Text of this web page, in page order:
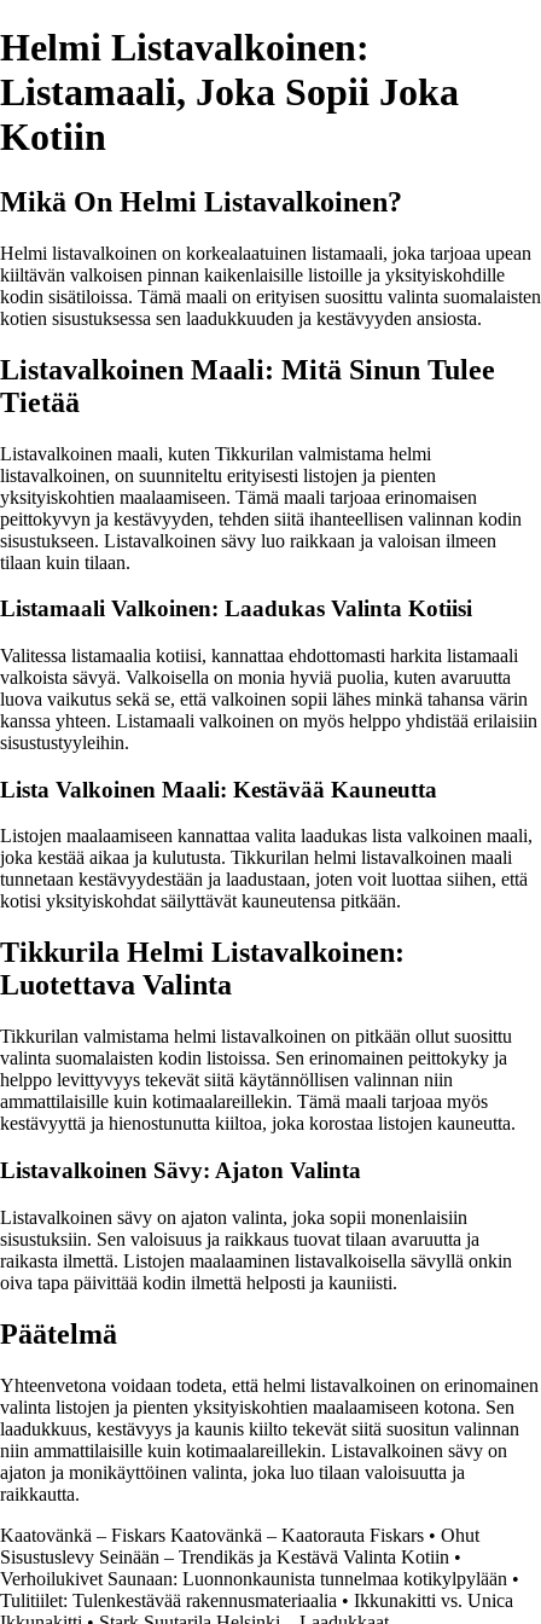
Helmi Listavalkoinen:
Listamaali, Joka Sopii Joka
Kotiin
Mikä On Helmi Listavalkoinen?
Helmi listavalkoinen on korkealaatuinen listamaali, joka tarjoaa upean
kiiltävän valkoisen pinnan kaikenlaisille listoille ja yksityiskohdille
kodin sisätiloissa. Tämä maali on erityisen suosittu valinta suomalaisten
kotien sisustuksessa sen laadukkuuden ja kestävyyden ansiosta.
Listavalkoinen Maali: Mitä Sinun Tulee
Tietää
Listavalkoinen maali, kuten Tikkurilan valmistama helmi
listavalkoinen, on suunniteltu erityisesti listojen ja pienten
yksityiskohtien maalaamiseen. Tämä maali tarjoaa erinomaisen
peittokyvyn ja kestävyyden, tehden siitä ihanteellisen valinnan kodin
sisustukseen. Listavalkoinen sävy luo raikkaan ja valoisan ilmeen
tilaan kuin tilaan.
Listamaali Valkoinen: Laadukas Valinta Kotiisi
Valitessa listamaalia kotiisi, kannattaa ehdottomasti harkita listamaali
valkoista sävyä. Valkoisella on monia hyviä puolia, kuten avaruutta
luova vaikutus sekä se, että valkoinen sopii lähes minkä tahansa värin
kanssa yhteen. Listamaali valkoinen on myös helppo yhdistää erilaisiin
sisustustyyleihin.
Lista Valkoinen Maali: Kestävää Kauneutta
Listojen maalaamiseen kannattaa valita laadukas lista valkoinen maali,
joka kestää aikaa ja kulutusta. Tikkurilan helmi listavalkoinen maali
tunnetaan kestävyydestään ja laadustaan, joten voit luottaa siihen, että
kotisi yksityiskohdat säilyttävät kauneutensa pitkään.
Tikkurila Helmi Listavalkoinen:
Luotettava Valinta
Tikkurilan valmistama helmi listavalkoinen on pitkään ollut suosittu
valinta suomalaisten kodin listoissa. Sen erinomainen peittokyky ja
helppo levittyvyys tekevät siitä käytännöllisen valinnan niin
ammattilaisille kuin kotimaalareillekin. Tämä maali tarjoaa myös
kestävyyttä ja hienostunutta kiiltoa, joka korostaa listojen kauneutta.
Listavalkoinen Sävy: Ajaton Valinta
Listavalkoinen sävy on ajaton valinta, joka sopii monenlaisiin
sisustuksiin. Sen valoisuus ja raikkaus tuovat tilaan avaruutta ja
raikasta ilmettä. Listojen maalaaminen listavalkoisella sävyllä onkin
oiva tapa päivittää kodin ilmettä helposti ja kauniisti.
Päätelmä
Yhteenvetona voidaan todeta, että helmi listavalkoinen on erinomainen
valinta listojen ja pienten yksityiskohtien maalaamiseen kotona. Sen
laadukkuus, kestävyys ja kaunis kiilto tekevät siitä suositun valinnan
niin ammattilaisille kuin kotimaalareillekin. Listavalkoinen sävy on
ajaton ja monikäyttöinen valinta, joka luo tilaan valoisuutta ja
raikkautta.
Kaatovänkä – Fiskars Kaatovänkä – Kaatorauta Fiskars • Ohut
Sisustuslevy Seinään – Trendikäs ja Kestävä Valinta Kotiin •
Verhoilukivet Saunaan: Luonnonkaunista tunnelmaa kotikylpylään •
Tulitiilet: Tulenkestävää rakennusmateriaalia • Ikkunakitti vs. Unica